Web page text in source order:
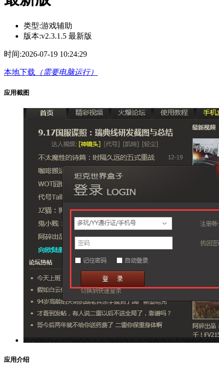
类型:游戏辅助
版本:v2.3.1.5 最新版
时间:2026-07-19 10:24:29
本地下载 （需要电脑运行）
应用截图
应用介绍